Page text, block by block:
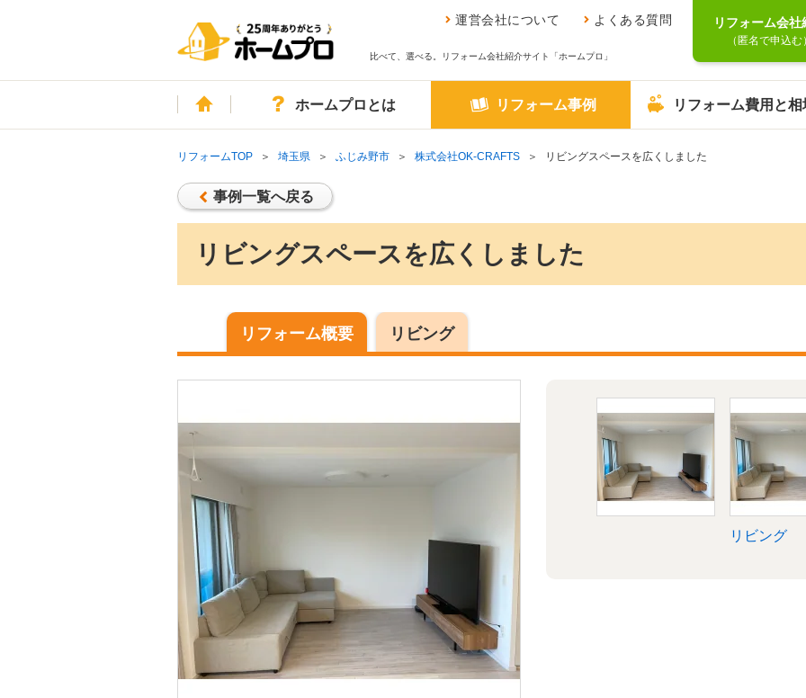
運営会社について よくある質問
比べて、選べる。リフォーム会社紹介サイト「ホームプロ」
リフォーム会社
（匿名で申込む）
ホームホームプロとは リフォーム事例 リフォーム費用と相
リフォームTOP 埼玉県 ふじみ野市 株式会社OK-CRAFTS リビングスペースを広くしました
事例一覧へ戻る
リビングスペースを広くしました
リフォーム概要 リビング
リビング